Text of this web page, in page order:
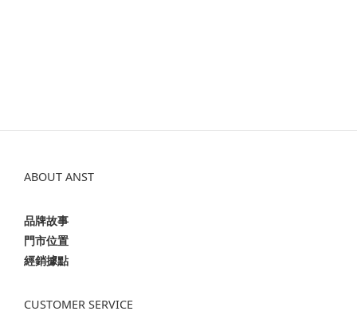
ABOUT ANST
品牌故事
門市位置
經銷據點
CUSTOMER SERVICE